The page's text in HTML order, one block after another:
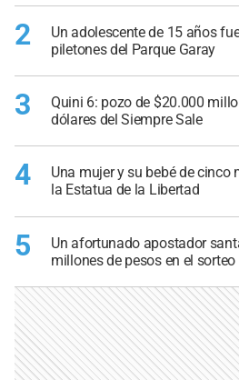
2
Un adolescente de 15 años
piletones del Parque Garay
3
Quini 6: pozo de $20.000
dólares del Siempre Sale
4
Una mujer y su bebé de cinco
la Estatua de la Libertad
5
Un afortunado apostador
millones de pesos en el